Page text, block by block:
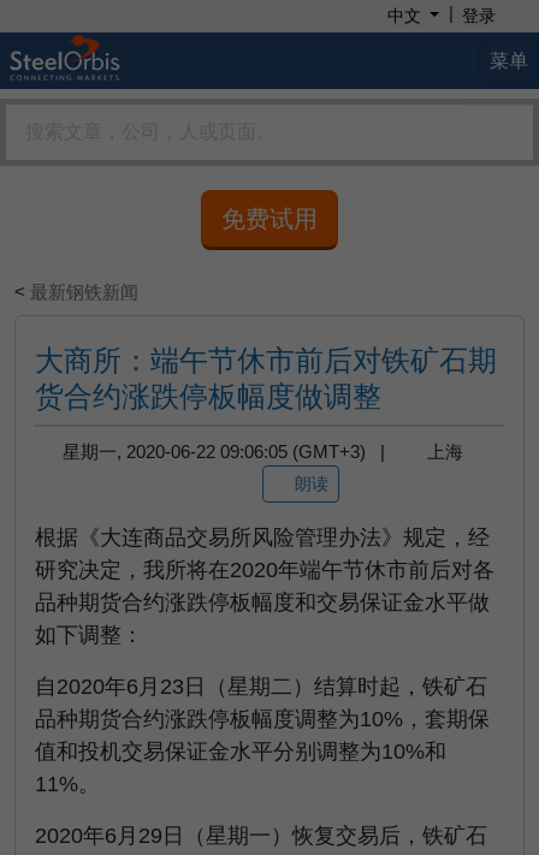
中文 | 登录
菜单
免费试用
< 最新钢铁新闻
大商所：端午节休市前后对铁矿石期
货合约涨跌停板幅度做调整
星期一, 2020-06-22 09:06:05 (GMT+3) | 上海
朗读
根据《大连商品交易所风险管理办法》规定，经
研究决定，我所将在2020年端午节休市前后对各
品种期货合约涨跌停板幅度和交易保证金水平做
如下调整：
自2020年6月23日（星期二）结算时起，铁矿石
品种期货合约涨跌停板幅度调整为10%，套期保
值和投机交易保证金水平分别调整为10%和
11%。
2020年6月29日（星期一）恢复交易后，铁矿石